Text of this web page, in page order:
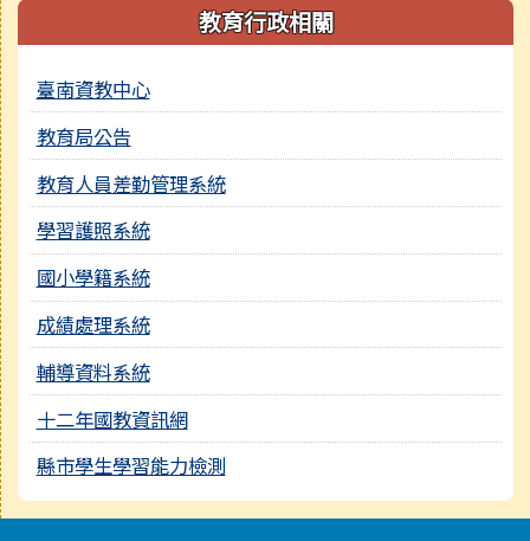
教育行政相關
臺南資教中心
教育局公告
教育人員差勤管理系統
學習護照系統
國小學籍系統
成績處理系統
輔導資料系統
十二年國教資訊網
縣市學生學習能力檢測